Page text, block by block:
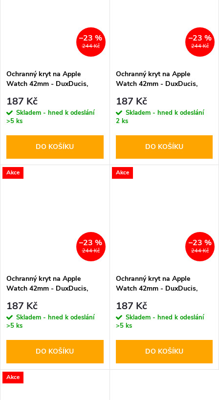
244 Kč
–23 %
Ochranný kryt na Apple
Watch 42mm - DuxDucis,
187 Kč
Skladem - hned k odeslání
>5 ks
DO KOŠÍKU
244 Kč
–23 %
Ochranný kryt na Apple
Watch 42mm - DuxDucis,
187 Kč
Skladem - hned k odeslání
2 ks
DO KOŠÍKU
Akce
244 Kč
–23 %
Ochranný kryt na Apple
Watch 42mm - DuxDucis,
187 Kč
Skladem - hned k odeslání
>5 ks
DO KOŠÍKU
Akce
244 Kč
–23 %
Ochranný kryt na Apple
Watch 42mm - DuxDucis,
187 Kč
Skladem - hned k odeslání
>5 ks
DO KOŠÍKU
Akce